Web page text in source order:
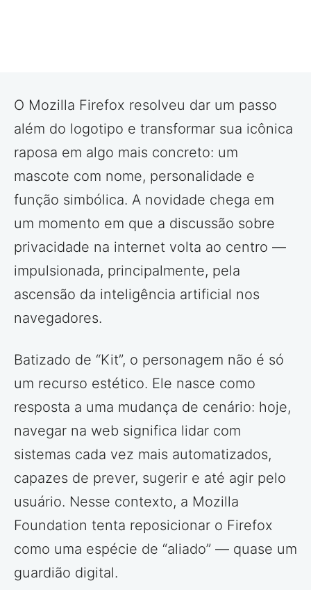
O Mozilla Firefox resolveu dar um passo
além do logotipo e transformar sua icônica
raposa em algo mais concreto: um
mascote com nome, personalidade e
função simbólica. A novidade chega em
um momento em que a discussão sobre
privacidade na internet volta ao centro —
impulsionada, principalmente, pela
ascensão da inteligência artificial nos
navegadores.
Batizado de “Kit”, o personagem não é só
um recurso estético. Ele nasce como
resposta a uma mudança de cenário: hoje,
navegar na web significa lidar com
sistemas cada vez mais automatizados,
capazes de prever, sugerir e até agir pelo
usuário. Nesse contexto, a Mozilla
Foundation tenta reposicionar o Firefox
como uma espécie de “aliado” — quase um
guardião digital.